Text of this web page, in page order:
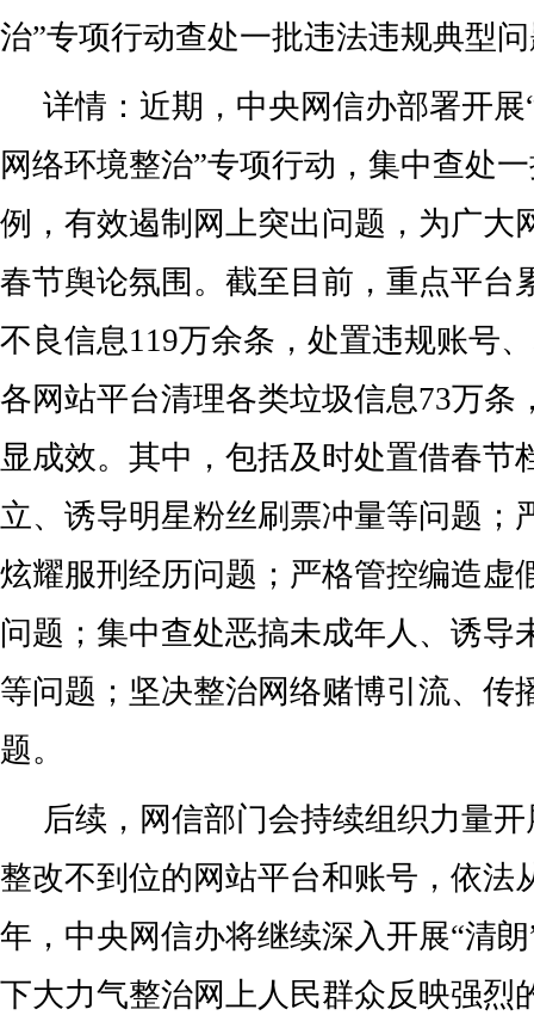
治”专项行动查处一批违法违规典型
详情：近期，中央网信办部署开展
网络环境整治”专项行动，集中查处
例，有效遏制网上突出问题，为广大
春节舆论氛围。截至目前，重点平台
不良信息119万余条，处置违规账号
各网站平台清理各类垃圾信息73万条
显成效。其中，包括及时处置借春节
立、诱导明星粉丝刷票冲量等问题；
炫耀服刑经历问题；严格管控编造虚
问题；集中查处恶搞未成年人、诱导
等问题；坚决整治网络赌博引流、传
题。
后续，网信部门会持续组织力量
整改不到位的网站平台和账号，依法
年，中央网信办将继续深入开展“清
下大力气整治网上人民群众反映强烈